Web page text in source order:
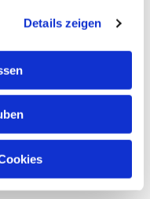
Details zeigen